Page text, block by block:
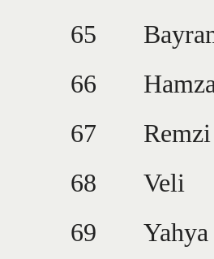
65
66
67
Remzi
68
Veli
69
Yahya